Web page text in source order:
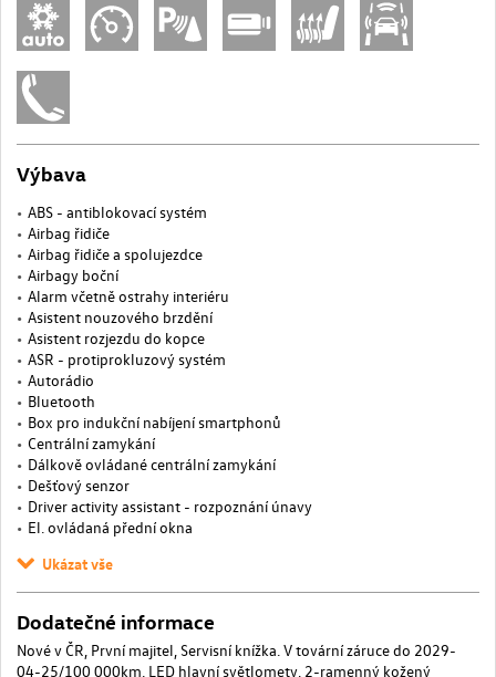
Výbava
ABS - antiblokovací systém
Airbag řidiče
Airbag řidiče a spolujezdce
Airbagy boční
Alarm včetně ostrahy interiéru
Asistent nouzového brzdění
Asistent rozjezdu do kopce
ASR - protiprokluzový systém
Autorádio
Bluetooth
Box pro indukční nabíjení smartphonů
Centrální zamykání
Dálkově ovládané centrální zamykání
Dešťový senzor
Driver activity assistant - rozpoznání únavy
El. ovládaná přední okna
Ukázat vše
Dodatečné informace
Nové v ČR, První majitel, Servisní knížka. V tovární záruce do 2029-
04-25/100 000km. LED hlavní světlomety, 2-ramenný kožený